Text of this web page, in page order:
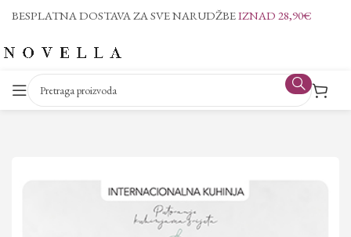
BESPLATNA DOSTAVA ZA SVE NARUDŽBEIZNAD 28,90€